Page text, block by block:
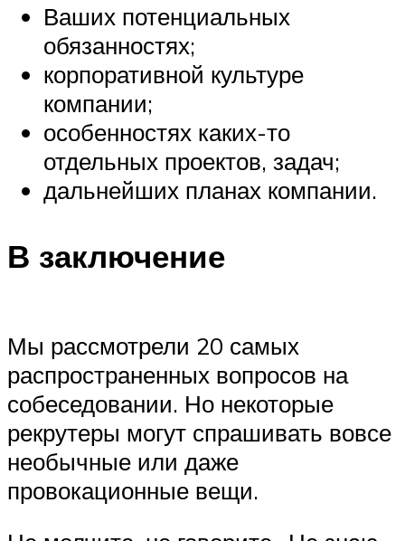
Ваших потенциальных
обязанностях;
корпоративной культуре
компании;
особенностях каких-то
отдельных проектов, задач;
дальнейших планах компании.
В заключение
Мы рассмотрели 20 самых
распространенных вопросов на
собеседовании. Но некоторые
рекрутеры могут спрашивать вовсе
необычные или даже
провокационные вещи.